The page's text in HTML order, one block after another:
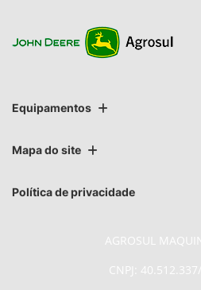
Equipamentos
Mapa do site
Política de privacidade
AGROSUL
CNPJ: